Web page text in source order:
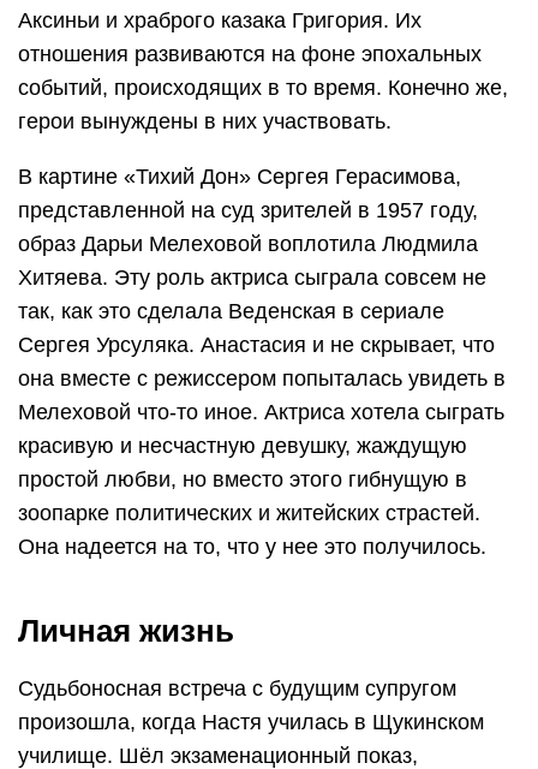
Аксиньи и храброго казака Григория. Их
отношения развиваются на фоне эпохальных
событий, происходящих в то время. Конечно же,
герои вынуждены в них участвовать.
В картине «Тихий Дон» Сергея Герасимова,
представленной на суд зрителей в 1957 году,
образ Дарьи Мелеховой воплотила Людмила
Хитяева. Эту роль актриса сыграла совсем не
так, как это сделала Веденская в сериале
Сергея Урсуляка. Анастасия и не скрывает, что
она вместе с режиссером попыталась увидеть в
Мелеховой что-то иное. Актриса хотела сыграть
красивую и несчастную девушку, жаждущую
простой любви, но вместо этого гибнущую в
зоопарке политических и житейских страстей.
Она надеется на то, что у нее это получилось.
Личная жизнь
Судьбоносная встреча с будущим супругом
произошла, когда Настя училась в Щукинском
училище. Шёл экзаменационный показ,